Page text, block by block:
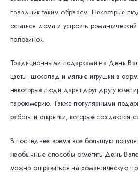
праздник таким образом. Некоторые
остаться дома и устроить
половинок.
Традиционными подарками на День
цветы, шоколад и мягкие игрушки в
некоторые люди дарят друг другу
парфюмерию. Также популярными
работы и открытки, которые создаются
В последнее время все большую
необычные способы отметить День
можно отправиться на романтическую